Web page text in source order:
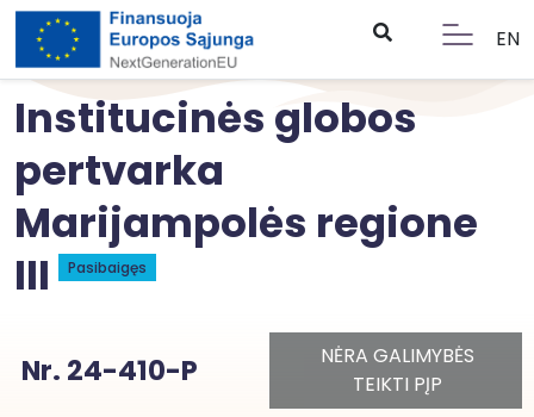
EN
Institucinės globos
pertvarka
Marijampolės regione
III
Pasibaigęs
Nr. 24-410-P
NĖRA GALIMYBĖS
TEIKTI PĮP